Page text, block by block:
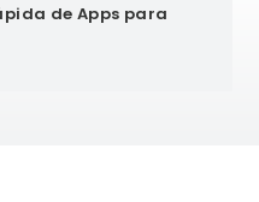
de Apps para